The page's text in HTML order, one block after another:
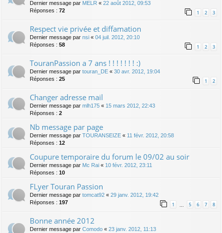
Dernier message par MELR « 22 août 2012, 09:53
Réponses : 72 1 2 3
Respect vie privée et diffamation
Dernier message par nsi « 04 juil. 2012, 20:10
Réponses : 58 1 2 3
TouranPassion a 7 ans ! ! ! ! ! ! ! :)
Dernier message par touran_DE « 30 avr. 2012, 19:04
Réponses : 25 1 2
Changer adresse mail
Dernier message par mlh175 « 15 mars 2012, 22:43
Réponses : 2
Nb message par page
Dernier message par TOURANSEIZE « 11 févr. 2012, 20:58
Réponses : 12
Coupure temporaire du forum le 09/02 au soir
Dernier message par Mc Rai « 10 févr. 2012, 23:11
Réponses : 10
FLyer Touran Passion
Dernier message par tomcat92 « 29 janv. 2012, 19:42
Réponses : 197 1 … 5 6 7 8
Bonne année 2012
Dernier message par Comodo « 23 janv. 2012, 11:13